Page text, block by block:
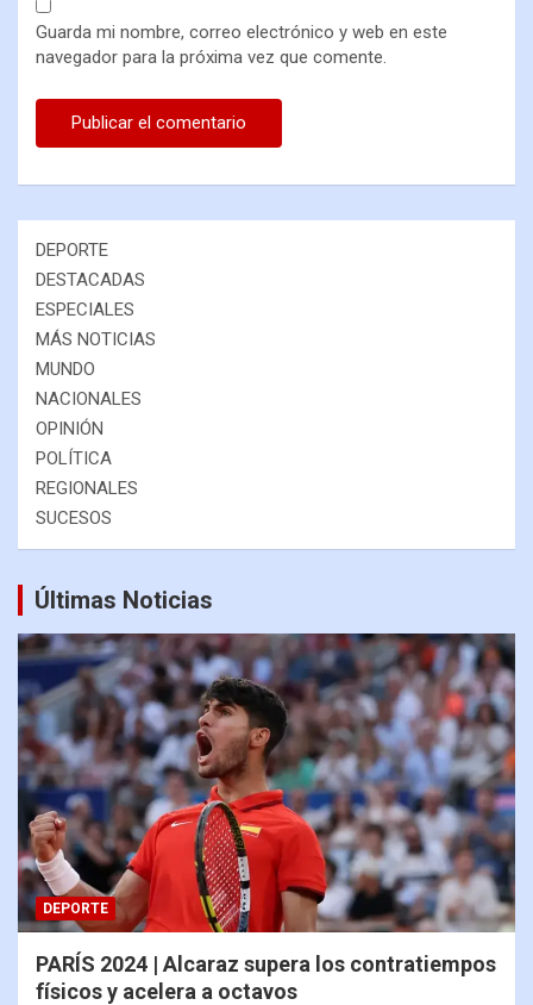
Guarda mi nombre, correo electrónico y web en este
navegador para la próxima vez que comente.
DEPORTE
DESTACADAS
ESPECIALES
MÁS NOTICIAS
MUNDO
NACIONALES
OPINIÓN
POLÍTICA
REGIONALES
SUCESOS
Últimas Noticias
DEPORTE
PARÍS 2024 | Alcaraz supera los contratiempos
físicos y acelera a octavos